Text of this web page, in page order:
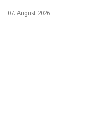
07. August 2026